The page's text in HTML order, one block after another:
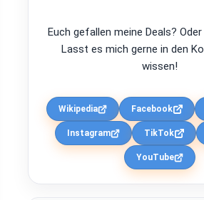
Euch gefallen meine Deals?
Lasst es mich gerne in den
wissen!
Wikipedia Facebook
Instagram TikTok
YouTube